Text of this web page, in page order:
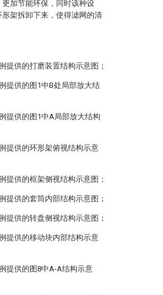
加节能环保，同时该种设
架拆卸下来，使得滤网的清
提供的打磨装置结构示意图；
提供的图1中B处局部放大结
提供的图1中A局部放大结构
提供的环形架俯视结构示意
提供的框架侧视结构示意图；
提供的套筒内部结构示意图；
提供的转盘侧视结构示意图；
提供的移动块内部结构示意
提供的图8中A-A结构示意